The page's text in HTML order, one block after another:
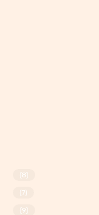
(8)
(7)
(9)